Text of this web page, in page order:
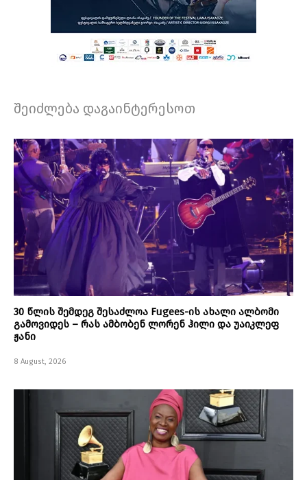
შეიძლება დაგაინტერესოთ
30 წლის შემდეგ შესაძლოა Fugees-ის ახალი ალბომი
გამოვიდეს – რას ამბობენ ლორენ ჰილი და უაიკლეფ
ჟანი
8 August, 2026